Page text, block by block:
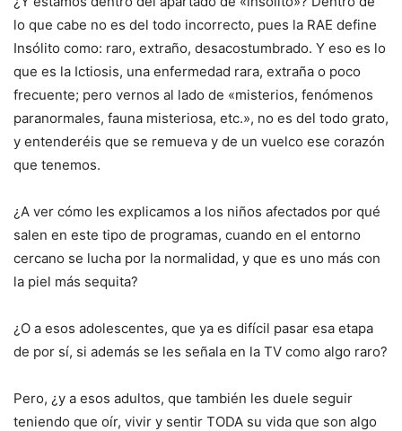
lo que cabe no es del todo incorrecto, pues la RAE define
Insólito como: raro, extraño, desacostumbrado. Y eso es lo
que es la Ictiosis, una enfermedad rara, extraña o poco
frecuente; pero vernos al lado de «misterios, fenómenos
paranormales, fauna misteriosa, etc.», no es del todo grato,
y entenderéis que se remueva y de un vuelco ese corazón
que tenemos.
¿A ver cómo les explicamos a los niños afectados por qué
salen en este tipo de programas, cuando en el entorno
cercano se lucha por la normalidad, y que es uno más con
la piel más sequita?
¿O a esos adolescentes, que ya es difícil pasar esa etapa
de por sí, si además se les señala en la TV como algo raro?
Pero, ¿y a esos adultos, que también les duele seguir
teniendo que oír, vivir y sentir TODA su vida que son algo